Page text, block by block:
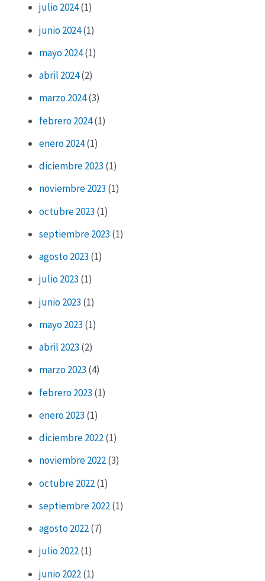
julio 2024(1)
junio 2024(1)
mayo 2024(1)
abril 2024(2)
marzo 2024(3)
febrero 2024(1)
enero 2024(1)
diciembre 2023 (1)
noviembre 2023 (1)
octubre 2023 (1)
septiembre 2023 (1)
agosto 2023 (1)
julio 2023 (1)
junio 2023 (1)
mayo 2023 (1)
abril 2023 (2)
marzo 2023 (4)
febrero 2023 (1)
enero 2023 (1)
diciembre 2022(1)
noviembre 2022(3)
octubre 2022(1)
septiembre 2022(1)
agosto 2022(7)
julio 2022(1)
junio 2022(1)